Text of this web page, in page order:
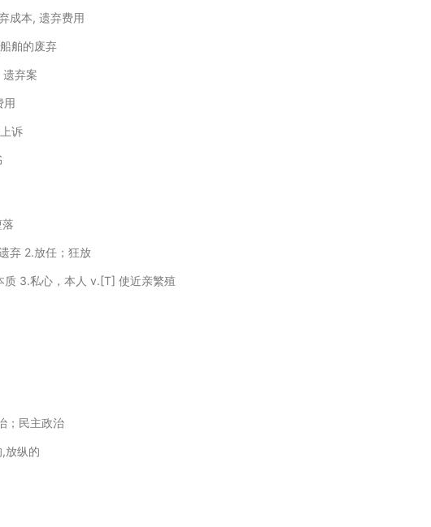
成本, 遗弃费用
船舶的废弃
遗弃案
用
诉
弃 2.放任；狂放
质 3.私心，本人 v.[T] 使近亲繁殖
；民主政治
放纵的